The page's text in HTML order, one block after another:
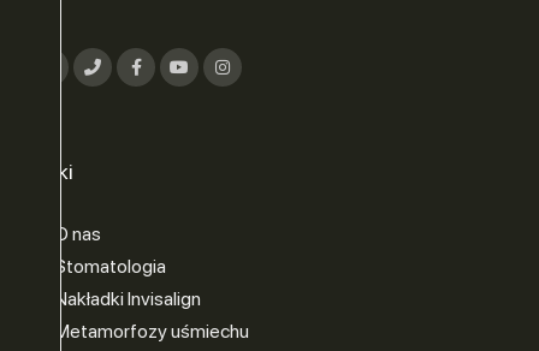
Linki
O nas
Stomatologia
Nakładki Invisalign
Metamorfozy uśmiechu